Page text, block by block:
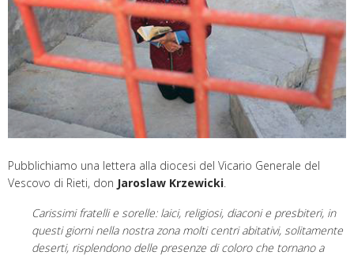
Pubblichiamo una lettera alla diocesi del Vicario Generale del
Vescovo di Rieti, don Jaroslaw Krzewicki
Carissimi fratelli e sorelle: laici, religiosi, diaconi e presbiteri, in
questi giorni nella nostra zona molti centri abitativi, solitamente
deserti, risplendono delle presenze di coloro che tornano a